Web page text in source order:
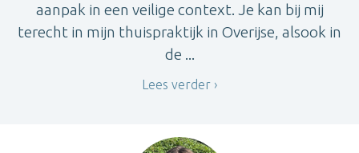
aanpak in een veilige context. Je kan bij mij
terecht in mijn thuispraktijk in Overijse, alsook in
de ...
Lees verder